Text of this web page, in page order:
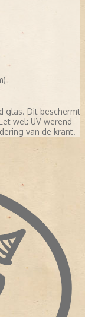
glas. Dit beschermt
wel: UV-werend
van de krant.